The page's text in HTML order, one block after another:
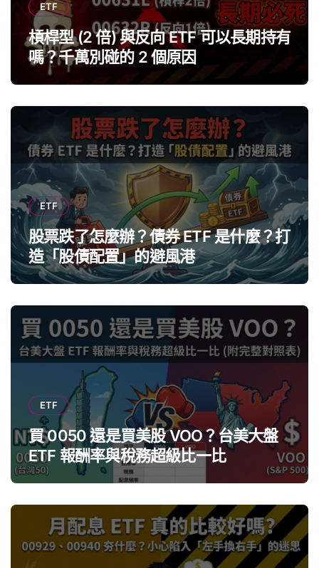
ETF
槓桿型 (2 倍) 與反向 ETF 可以長期持有
嗎？千萬別碰的 2 個原因
ETF
股票跌了怎麼辦？債券 ETF 是什麼？打
造「股債配置」的避風港
ETF
買 0050 還是買美股 VOO？台美大盤
ETF 報酬率與稅務超級比一比